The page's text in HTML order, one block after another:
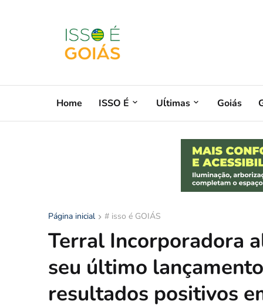
Home ISSO É Uĺtimas Goiás
Página inicial # isso é GOIÁS
Terral Incorporadora
seu último
resultados positivos